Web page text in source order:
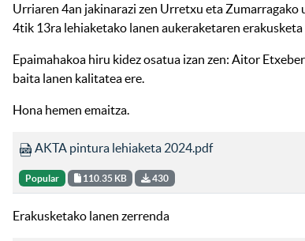
Urriaren 4an jakinarazi zen Urretxu eta
4tik 13ra lehiaketako lanen aukeraketaren
Epaimahakoa hiru kidez osatua izan zen: Aitor
baita lanen kalitatea ere.
Hona hemen emaitza.
AKTA pintura lehiaketa 2024.pdf
Popular 110.35 KB 430
Erakusketako lanen zerrenda